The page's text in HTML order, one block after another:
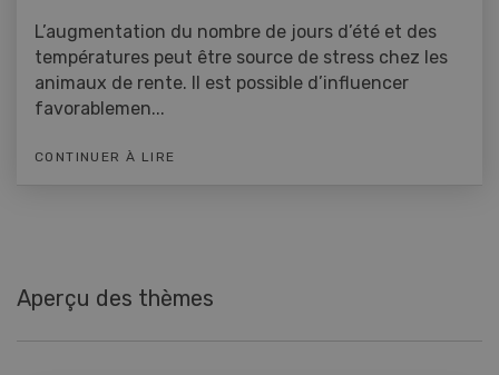
L’augmentation du nombre de jours d’été et des
températures peut être source de stress chez les
animaux de rente. Il est possible d’influencer
favorablemen...
CONTINUER À LIRE
Aperçu des thèmes